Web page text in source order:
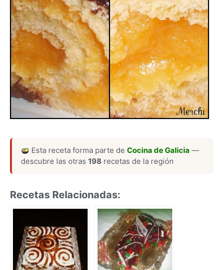
Esta receta forma parte deCocina de Galicia —
descubre las otras 198 recetas de la región
Recetas Relacionadas: